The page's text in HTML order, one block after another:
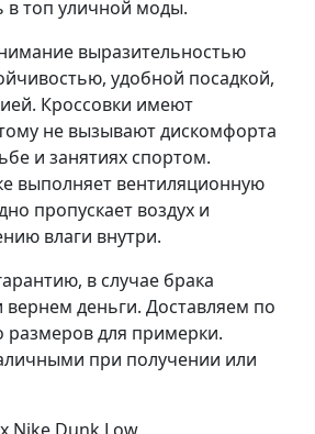
в топ уличной моды.
выразительностью
удобной посадкой,
Кроссовки имеют
не вызывают дискомфорта
и занятиях спортом.
выполняет вентиляционную
пропускает воздух и
влаги внутри.
в случае брака
деньги. Доставляем по
размеров для примерки.
при получении или